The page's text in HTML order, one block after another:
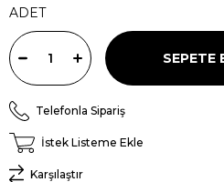
ADET
Telefonla Sipariş
İstek Listeme Ekle
Karşılaştır